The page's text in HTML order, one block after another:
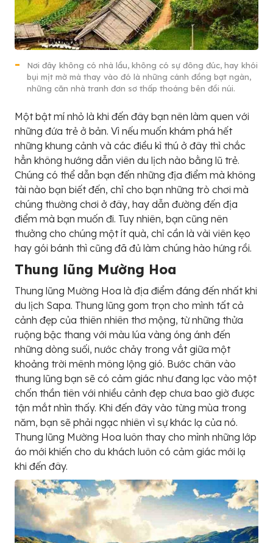
Nơi đây không có nhà lầu, không có sự đông đúc, hay khói
bụi mịt mờ mà thay vào đó là những cánh đồng bạt ngàn,
những căn nhà tranh đơn sơ thấp thoáng bên đồi núi.
Một bật mí nhỏ là khi đến đây bạn nên làm quen với
những đứa trẻ ở bản. Vì nếu muốn khám phá hết
những khung cảnh và các điều kì thú ở đây thì chắc
hẳn không hướng dẫn viên du lịch nào bằng lũ trẻ.
Chúng có thể dẫn bạn đến những địa điểm mà không
tài nào bạn biết đến, chỉ cho bạn những trò chơi mà
chúng thường chơi ở đây, hay dẫn đường đến địa
điểm mà bạn muốn đi. Tuy nhiên, bạn cũng nên
thưởng cho chúng một ít quà, chỉ cần là vài viên kẹo
hay gói bánh thì cũng đã đủ làm chúng hào hứng rồi.
Thung lũng Mường Hoa
Thung lũng Mường Hoa là địa điểm đáng đến nhất khi
du lịch Sapa. Thung lũng gom trọn cho mình tất cả
cảnh đẹp của thiên nhiên thơ mộng, từ những thửa
ruộng bậc thang với màu lúa vàng óng ánh đến
những dòng suối, nước chảy trong vắt giữa một
khoảng trời mênh mông lộng gió. Bước chân vào
thung lũng bạn sẽ có cảm giác như đang lạc vào một
chốn thần tiên với nhiều cảnh đẹp chưa bao giờ được
tận mắt nhìn thấy. Khi đến đây vào từng mùa trong
năm, bạn sẽ phải ngạc nhiên vì sự khác lạ của nó.
Thung lũng Mường Hoa luôn thay cho mình những lớp
áo mới khiến cho du khách luôn có cảm giác mới lạ
khi đến đây.